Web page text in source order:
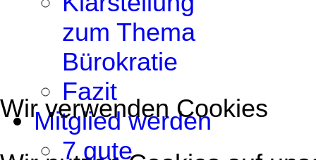
zum Thema
Bürokratie
Fazit
Mitglied werden
7 gute
Wir verwenden Cookies